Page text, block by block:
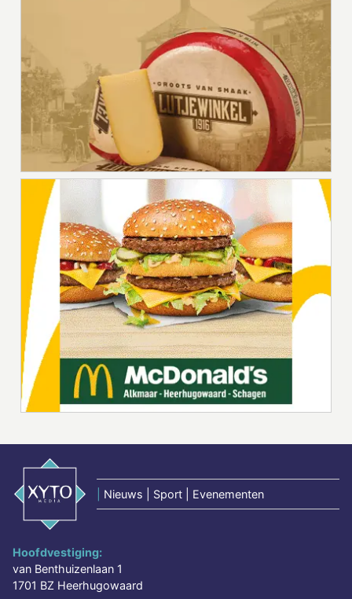
Nieuws | Sport | Evenementen
Hoofdvestiging:
van Benthuizenlaan 1
1701 BZ Heerhugowaard